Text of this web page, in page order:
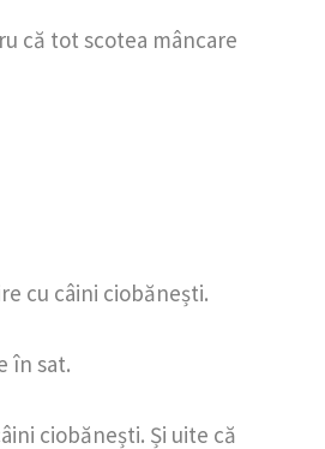
că tot scotea mâncare
cu câini ciobănești.
în sat.
ciobănești. Și uite că